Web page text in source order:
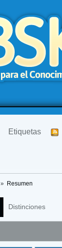
Etiquetas
» Resumen
Distinciones